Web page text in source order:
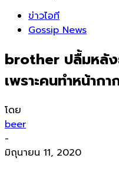
ข่าวไอที
Gossip News
brother ปลื้มหลั
เพราะคนทำหน้าก
โดย
beer
-
มิถุนายน 11, 2020